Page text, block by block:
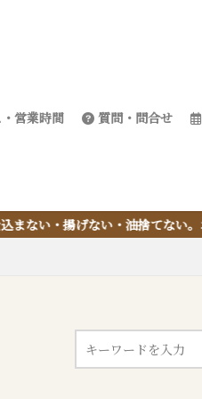
営業時間 質問・問合せ
い。おうちで『とんかつ』は簡